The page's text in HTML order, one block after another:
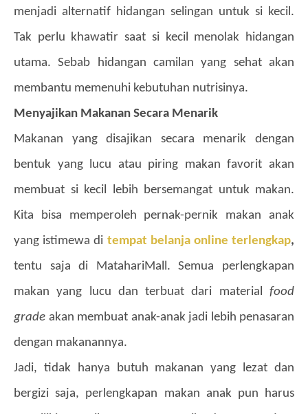
menjadi alternatif hidangan selingan untuk si kecil.
Tak perlu khawatir saat si kecil menolak hidangan
utama. Sebab hidangan camilan yang sehat akan
membantu memenuhi kebutuhan nutrisinya.
Menyajikan Makanan Secara Menarik
Makanan yang disajikan secara menarik dengan
bentuk yang lucu atau piring makan favorit akan
membuat si kecil lebih bersemangat untuk makan.
Kita bisa memperoleh pernak-pernik makan anak
yang istimewa di tempat belanja online terlengkap,
tentu saja di MatahariMall. Semua perlengkapan
makan yang lucu dan terbuat dari material food
grade akan membuat anak-anak jadi lebih penasaran
dengan makanannya.
Jadi, tidak hanya butuh makanan yang lezat dan
bergizi saja, perlengkapan makan anak pun harus